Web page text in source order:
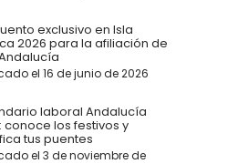
exclusivo en Isla
2026 para la afiliación de
el 16 de junio de 2026
laboral Andalucía
conoce los festivos y
tus puentes
el 3 de noviembre de